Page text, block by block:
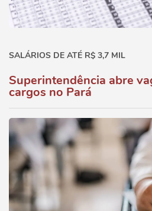
SALÁRIOS DE ATÉ R$ 3,7 MIL
Superintendência abre
cargos no Pará